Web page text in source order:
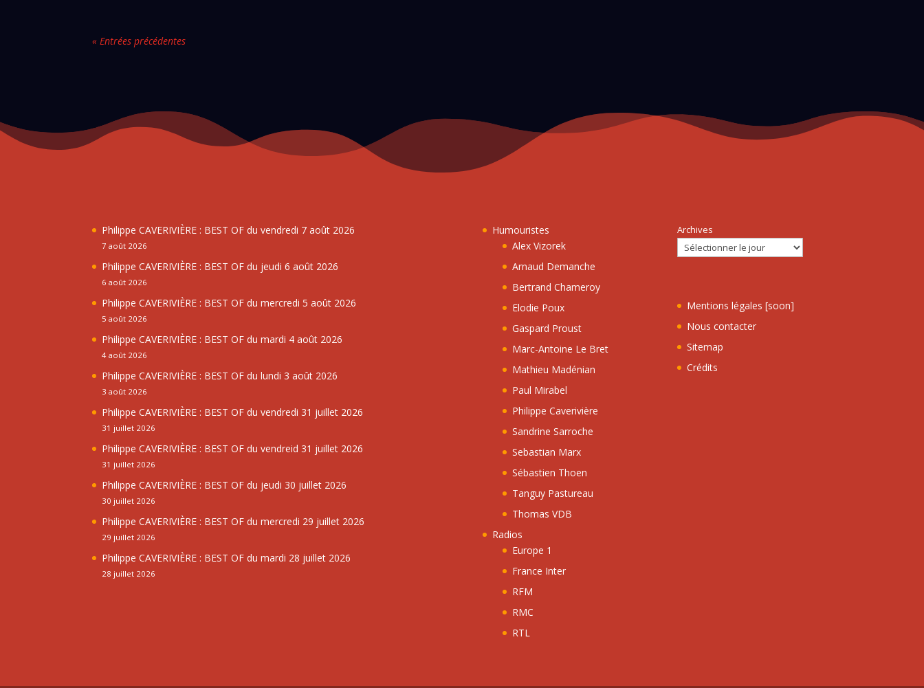
« Entrées précédentes
Philippe CAVERIVIÈRE : BEST OF du vendredi 7 août 2026
7 août 2026
Philippe CAVERIVIÈRE : BEST OF du jeudi 6 août 2026
6 août 2026
Philippe CAVERIVIÈRE : BEST OF du mercredi 5 août 2026
5 août 2026
Philippe CAVERIVIÈRE : BEST OF du mardi 4 août 2026
4 août 2026
Philippe CAVERIVIÈRE : BEST OF du lundi 3 août 2026
3 août 2026
Philippe CAVERIVIÈRE : BEST OF du vendredi 31 juillet 2026
31 juillet 2026
Philippe CAVERIVIÈRE : BEST OF du vendreid 31 juillet 2026
31 juillet 2026
Philippe CAVERIVIÈRE : BEST OF du jeudi 30 juillet 2026
30 juillet 2026
Philippe CAVERIVIÈRE : BEST OF du mercredi 29 juillet 2026
29 juillet 2026
Philippe CAVERIVIÈRE : BEST OF du mardi 28 juillet 2026
28 juillet 2026
Humouristes
Alex Vizorek
Arnaud Demanche
Bertrand Chameroy
Elodie Poux
Gaspard Proust
Marc-Antoine Le Bret
Mathieu Madénian
Paul Mirabel
Philippe Caverivière
Sandrine Sarroche
Sebastian Marx
Sébastien Thoen
Tanguy Pastureau
Thomas VDB
Radios
Europe 1
France Inter
RFM
RMC
RTL
Archives
Mentions légales [soon]
Nous contacter
Sitemap
Crédits